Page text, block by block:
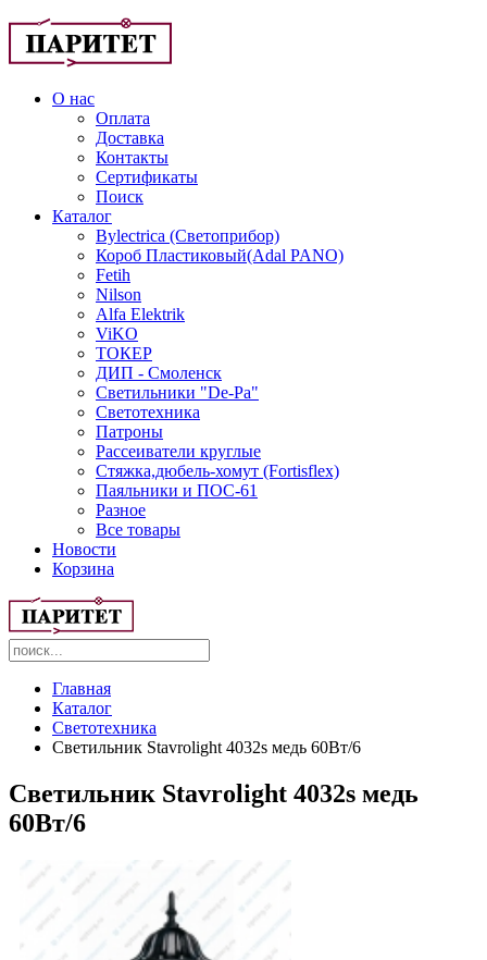
О нас
Оплата
Доставка
Контакты
Сертификаты
Поиск
Каталог
Bylectrica (Светоприбор)
Короб Пластиковый(Adal PANO)
Fetih
Nilson
Alfa Elektrik
ViKO
ТОКЕР
ДИП - Смоленск
Светильники "De-Pa"
Светотехника
Патроны
Рассеиватели круглые
Стяжка,дюбель-хомут (Fortisflex)
Паяльники и ПОС-61
Разное
Все товары
Новости
Корзина
Главная
Каталог
Светотехника
Светильник Stavrolight 4032s медь 60Вт/6
Светильник Stavrolight 4032s медь
60Вт/6